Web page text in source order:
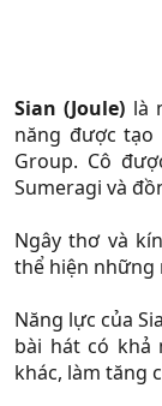
Sian (Joule) là
năng được
Group. Cô
Sumeragi và
Ngây thơ và
thể hiện những
Năng lực của
bài hát có khả
khác, làm tăng